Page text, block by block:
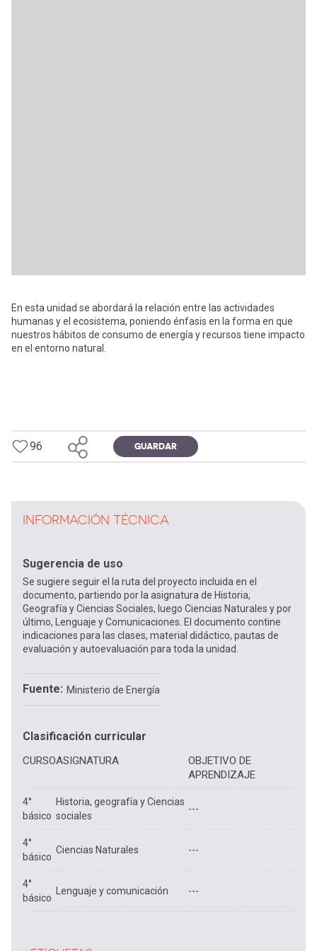
En esta unidad se abordará la relación entre las actividades
humanas y el ecosistema, poniendo énfasis en la forma en que
nuestros hábitos de consumo de energía y recursos tiene impacto
en el entorno natural.
96 GUARDAR
INFORMACIÓN TÉCNICA
Sugerencia de uso
Se sugiere seguir el la ruta del proyecto incluida en el
documento, partiendo por la asignatura de Historia,
Geografía y Ciencias Sociales, luego Ciencias Naturales y por
último, Lenguaje y Comunicaciones. El documento contine
indicaciones para las clases, material didáctico, pautas de
evaluación y autoevaluación para toda la unidad.
Fuente Ministerio de Energía
Clasificación curricular
CURSOASIGNATURA
OBJETIVO DE
APRENDIZAJE
4°
básico
Historia, geografía y Ciencias
sociales
---
4°
básico
Ciencias Naturales ---
4°
básico
Lenguaje y comunicación ---